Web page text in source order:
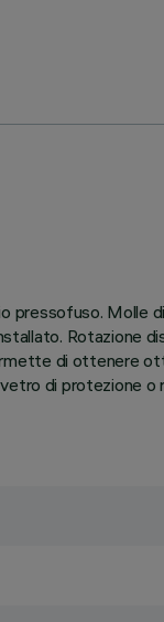
Molle
Rotazione
di ottenere
di protezione